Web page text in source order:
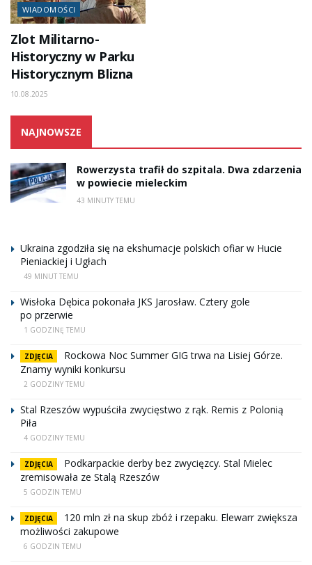
WIADOMOŚCI
Zlot Militarno-
Historyczny w Parku
Historycznym Blizna
10.08.2025
NAJNOWSZE
Rowerzysta trafił do szpitala. Dwa zdarzenia
w powiecie mieleckim
43 MINUTY TEMU
Ukraina zgodziła się na ekshumacje polskich ofiar w Hucie
Pieniackiej i Ugłach
49 MINUT TEMU
Wisłoka Dębica pokonała JKS Jarosław. Cztery gole
po przerwie
1 GODZINĘ TEMU
ZDJĘCIA
Rockowa Noc Summer GIG trwa na Lisiej Górze.
Znamy wyniki konkursu
2 GODZINY TEMU
Stal Rzeszów wypuściła zwycięstwo z rąk. Remis z Polonią
Piła
4 GODZINY TEMU
ZDJĘCIA
Podkarpackie derby bez zwycięzcy. Stal Mielec
zremisowała ze Stalą Rzeszów
5 GODZIN TEMU
ZDJĘCIA
120 mln zł na skup zbóż i rzepaku. Elewarr zwiększa
możliwości zakupowe
6 GODZIN TEMU